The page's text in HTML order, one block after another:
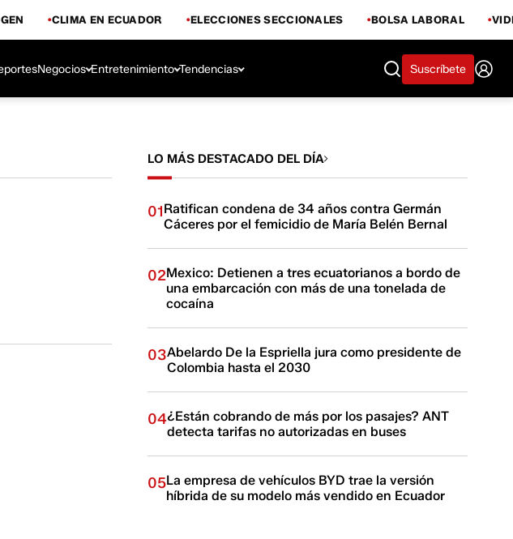
CLIMA EN ECUADOR ELECCIONES SECCIONALES BOLSA LABORAL
Negocios Entretenimiento Tendencias Suscríbete
LO MÁS DESTACADO DEL DÍA
01Ratifican condena de 34 años contra Germán
Cáceres por el femicidio de María Belén Bernal
02Mexico: Detienen a tres ecuatorianos a bordo de
una embarcación con más de una tonelada de
cocaína
03Abelardo De la Espriella jura como presidente de
Colombia hasta el 2030
04¿Están cobrando de más por los pasajes? ANT
detecta tarifas no autorizadas en buses
05La empresa de vehículos BYD trae la versión
híbrida de su modelo más vendido en Ecuador